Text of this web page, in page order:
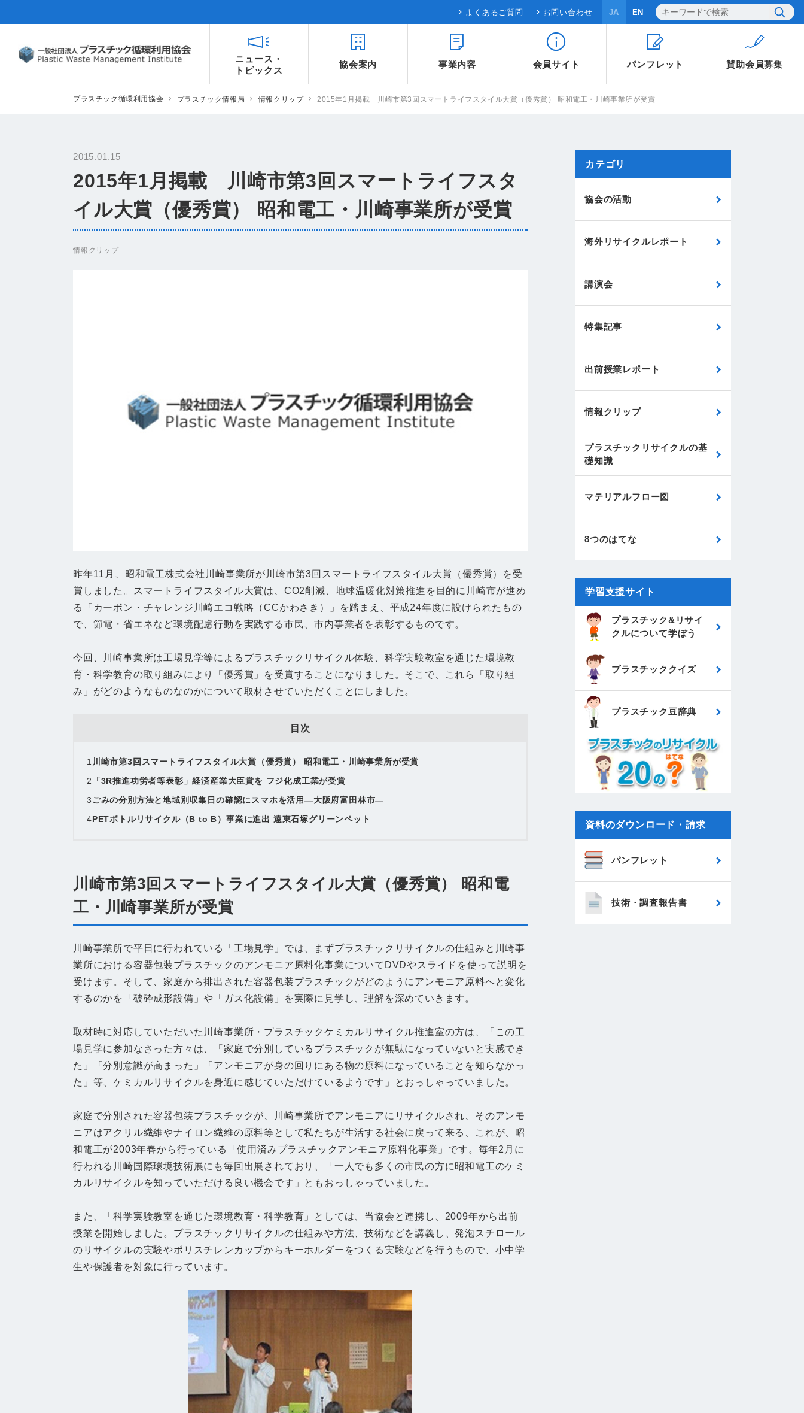
ニュース・
トピックス
協会案内 事業内容 会員サイト パンフレット 賛助会員募集
よくあるご質問 お問い合わせ JA EN
プラスチック循環利用協会 プラスチック情報局 情報クリップ 2015年1月掲載 川崎市第3回スマートライフスタイル大賞（優秀賞） 昭和電工・川崎事業所が受賞
2015.01.15
2015年1月掲載 川崎市第3回スマートライフスタ
イル大賞（優秀賞） 昭和電工・川崎事業所が受賞
情報クリップ
昨年11月、昭和電工株式会社川崎事業所が川崎市第3回スマートライフスタイル大賞（優秀賞）を受
賞しました。スマートライフスタイル大賞は、CO2削減、地球温暖化対策推進を目的に川崎市が進め
る「カーボン・チャレンジ川崎エコ戦略（CCかわさき）」を踏まえ、平成24年度に設けられたもの
で、節電・省エネなど環境配慮行動を実践する市民、市内事業者を表彰するものです。
今回、川崎事業所は工場見学等によるプラスチックリサイクル体験、科学実験教室を通じた環境教
育・科学教育の取り組みにより「優秀賞」を受賞することになりました。そこで、これら「取り組
み」がどのようなものなのかについて取材させていただくことにしました。
目次
1 川崎市第3回スマートライフスタイル大賞（優秀賞） 昭和電工・川崎事業所が受賞
2
「3R推進功労者等表彰」経済産業大臣賞を フジ化成工業が受賞
3ごみの分別方法と地域別収集日の確認にスマホを活用―大阪府富田林市―
4PETボトルリサイクル（B to B）事業に進出 遠東石塚グリーンペット
川崎市第3回スマートライフスタイル大賞（優秀賞） 昭和電
工・川崎事業所が受賞
川崎事業所で平日に行われている「工場見学」では、まずプラスチックリサイクルの仕組みと川崎事
業所における容器包装プラスチックのアンモニア原料化事業についてDVDやスライドを使って説明を
受けます。そして、家庭から排出された容器包装プラスチックがどのようにアンモニア原料へと変化
するのかを「破砕成形設備」や「ガス化設備」を実際に見学し、理解を深めていきます。
取材時に対応していただいた川崎事業所・プラスチックケミカルリサイクル推進室の方は、「この工
場見学に参加なさった方々は、「家庭で分別しているプラスチックが無駄になっていないと実感でき
た」「分別意識が高まった」「アンモニアが身の回りにある物の原料になっていることを知らなかっ
た」等、ケミカルリサイクルを身近に感じていただけているようです」とおっしゃっていました。
家庭で分別された容器包装プラスチックが、川崎事業所でアンモニアにリサイクルされ、そのアンモ
ニアはアクリル繊維やナイロン繊維の原料等として私たちが生活する社会に戻って来る、これが、昭
和電工が2003年春から行っている「使用済みプラスチックアンモニア原料化事業」です。毎年2月に
行われる川崎国際環境技術展にも毎回出展されており、「一人でも多くの市民の方に昭和電工のケミ
カルリサイクルを知っていただける良い機会です」ともおっしゃっていました。
また、「科学実験教室を通じた環境教育・科学教育」としては、当協会と連携し、2009年から出前
授業を開始しました。プラスチックリサイクルの仕組みや方法、技術などを講義し、発泡スチロール
のリサイクルの実験やポリスチレンカップからキーホルダーをつくる実験などを行うもので、小中学
生や保護者を対象に行っています。
カテゴリ
協会の活動
海外リサイクルレポート
講演会
特集記事
出前授業レポート
情報クリップ
プラスチックリサイクルの基
礎知識
マテリアルフロー図
8つのはてな
学習支援サイト
プラスチック&リサイ
クルについて学ぼう
プラスチッククイズ
プラスチック豆辞典
資料のダウンロード・請求
パンフレット
技術・調査報告書